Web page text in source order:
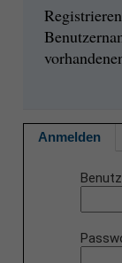
Anmelden